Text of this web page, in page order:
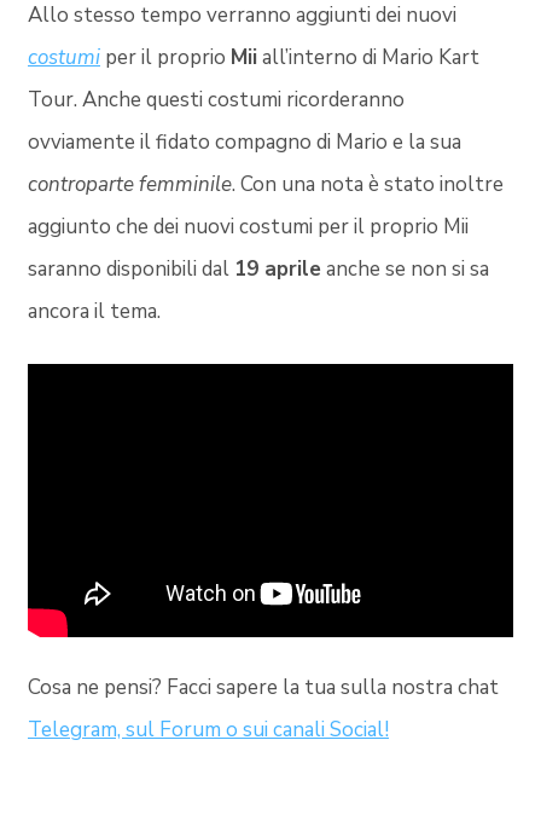
Allo stesso tempo verranno aggiunti dei nuovi
costumi per il proprio Miiall’interno di Mario Kart
Tour. Anche questi costumi ricorderanno
ovviamente il fidato compagno di Mario e la sua
controparte femminile. Con una nota è stato inoltre
aggiunto che dei nuovi costumi per il proprio Mii
saranno disponibili dal 19 aprileanche se non si sa
ancora il tema.
Cosa ne pensi? Facci sapere la tua sulla nostra chat
Telegram, sul Forum o sui canali Social!